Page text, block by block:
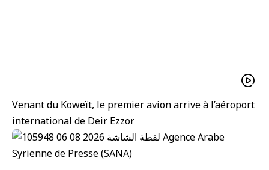
Venant du Koweït, le premier avion arrive à l’aéroport
international de Deir Ezzor